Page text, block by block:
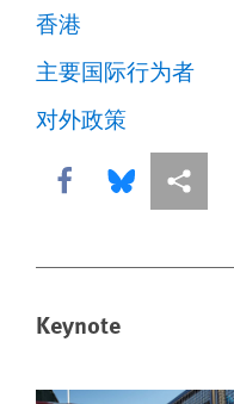
香港
主要国际行为者
对外政策
Share this via
Share this via
More
Keynote